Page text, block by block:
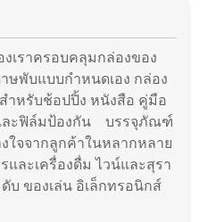
เราครอบคลุมกล่องของ
ษพับแบบกำหนดเอง กล่อง
ำหรับช้อปปิ้ง หนังสือ คู่มือ
ละฟิล์มป้องกัน บรรจุภัณฑ์
ใจจากลูกค้าในหลากหลาย
และเครื่องดื่ม ไวน์และสุรา
ดับ ของเล่น อิเล็กทรอนิกส์